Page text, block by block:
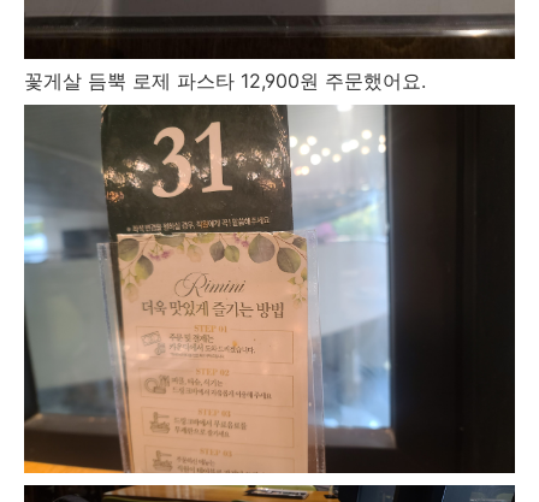
꽃게살 듬뿍 로제 파스타 12,900원 주문했어요.